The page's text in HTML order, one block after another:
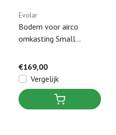
Evolar
Bodem voor airco
omkasting Small
MM
€169,00
Vergelijk